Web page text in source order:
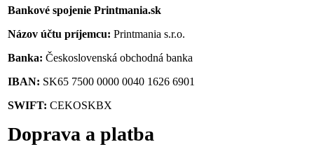
Bankové spojenie Printmania.sk
Názov účtu príjemcu: Printmania s.r.o.
Banka: Československá obchodná banka
IBAN: SK65 7500 0000 0040 1626 6901
SWIFT: CEKOSKBX
Doprava a platba